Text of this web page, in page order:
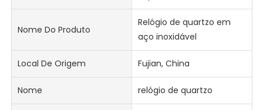
Nome Do Produto
Relógio de quartzo em
aço inoxidável
Local De Origem Fujian, China
Nome relógio de quartzo